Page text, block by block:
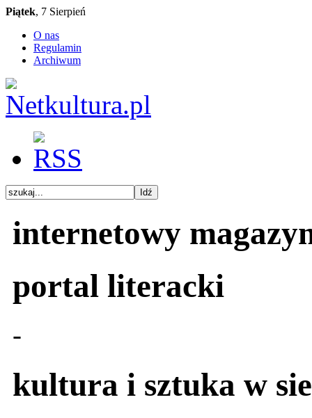
Piątek, 7 Sierpień
O nas
Regulamin
Archiwum
internetowy
portal literacki
-
kultura i sztuka w